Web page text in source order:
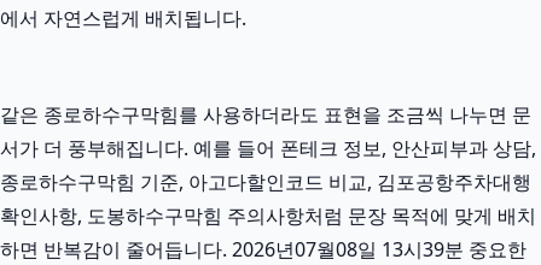
에서 자연스럽게 배치됩니다.
같은 종로하수구막힘를 사용하더라도 표현을 조금씩 나누면 문
서가 더 풍부해집니다. 예를 들어 폰테크 정보, 안산피부과 상담,
종로하수구막힘 기준, 아고다할인코드 비교, 김포공항주차대행
확인사항, 도봉하수구막힘 주의사항처럼 문장 목적에 맞게 배치
하면 반복감이 줄어듭니다. 2026년07월08일 13시39분 중요한